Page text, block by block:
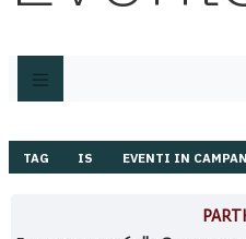
TAG IS EVENTI IN